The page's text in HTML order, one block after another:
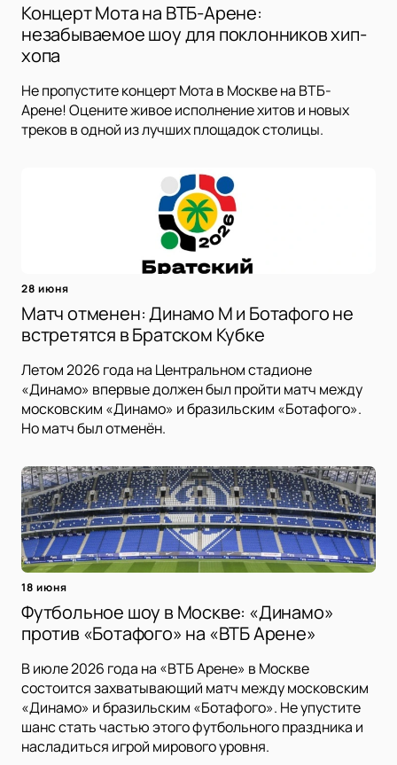
Концерт Мота на ВТБ-Арене:
незабываемое шоу для поклонников хип-
хопа
Не пропустите концерт Мота в Москве на ВТБ-
Арене! Оцените живое исполнение хитов и новых
треков в одной из лучших площадок столицы.
28 июня
Матч отменен: Динамо М и Ботафого не
встретятся в Братском Кубке
Летом 2026 года на Центральном стадионе
«Динамо» впервые должен был пройти матч между
московским «Динамо» и бразильским «Ботафого».
Но матч был отменён.
18 июня
Футбольное шоу в Москве: «Динамо»
против «Ботафого» на «ВТБ Арене»
В июле 2026 года на «ВТБ Арене» в Москве
состоится захватывающий матч между московским
«Динамо» и бразильским «Ботафого». Не упустите
шанс стать частью этого футбольного праздника и
насладиться игрой мирового уровня.